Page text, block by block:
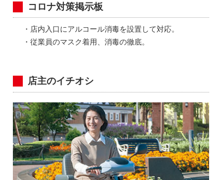
コロナ対策掲示板
・店内入口にアルコール消毒を設置して対応。
・従業員のマスク着用、消毒の徹底。
店主のイチオシ